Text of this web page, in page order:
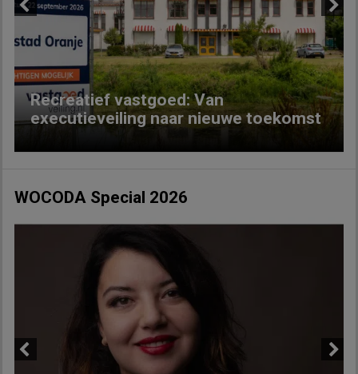
Recreatief vastgoed: Van
executieveiling naar nieuwe toekomst
Next
WOCODA Special 2026